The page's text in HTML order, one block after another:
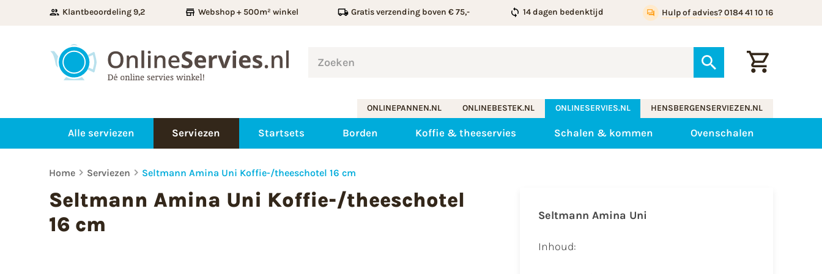
Klantbeoordeling 9,2 Webshop + 500m² winkel Gratis verzending boven € 75,- 14 dagen bedenktijd Hulp of advies? 0184 41 10 16
ONLINEPANNEN.NL ONLINEBESTEK.NL ONLINESERVIES.NL HENSBERGENSERVIEZEN.NL
Alle serviezen Serviezen Startsets Borden Koffie & theeservies Schalen & kommen Ovenschalen
Home Serviezen Seltmann Amina Uni Koffie-/theeschotel 16 cm
Seltmann Amina Uni Koffie-/theeschotel
16 cm
Seltmann Amina Uni
Inhoud: